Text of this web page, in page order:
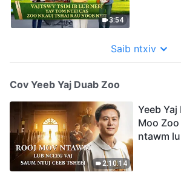
3:54
Saib ntxiv
Cov Yeeb Yaj Duab Zoo
2:10:14
Yeeb
Moo
ntawm